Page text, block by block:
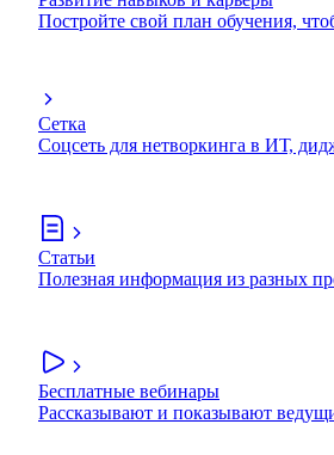
Постройте свой план обучения,
Сетка
Соцсеть для нетворкинга в ИТ,
Статьи
Полезная информация из разных
Бесплатные вебинары
Рассказывают и показывают